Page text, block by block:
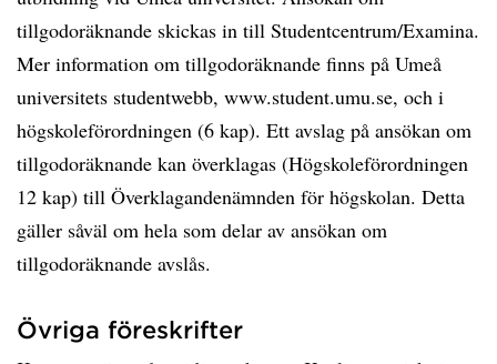
tillgodoräknande skickas in till Studentcentrum/Examina.
Mer information om tillgodoräknande finns på Umeå
universitets studentwebb, www.student.umu.se, och i
högskoleförordningen (6 kap). Ett avslag på ansökan om
tillgodoräknande kan överklagas (Högskoleförordningen
12 kap) till Överklagandenämnden för högskolan. Detta
gäller såväl om hela som delar av ansökan om
tillgodoräknande avslås.
Övriga föreskrifter